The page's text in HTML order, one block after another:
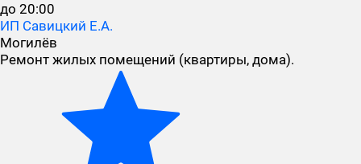
до 20:00
ИП Савицкий Е.А.
Могилёв
Ремонт жилых помещений (квартиры, дома).